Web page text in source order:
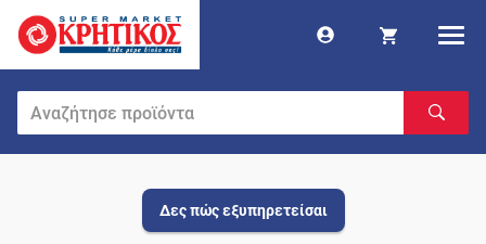
Δες πώς εξυπηρετείσαι